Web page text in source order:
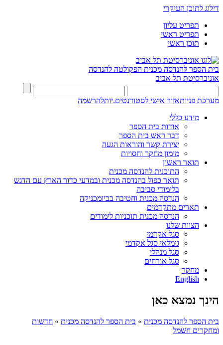
דילוג לתוכן העיקרי
תפריט עליון
תפריט ראשי
תוכן ראשי
בית הספר להנדסה מכנית הפקולטה להנדסה
אוניברסיטת תל אביב
מערכת פניותאזור אישי לסטודנטים.יותלהרשמה
מידע כללי
אודות בית הספר
דבר ראש בית הספר
יצירת קשר והוראות הגעה
מימון מחקר וחסויות
תואר ראשון
התוכנית להנדסה מכנית
תואר כפול בהנדסה מכנית ובמדעי כדור הארץ עם הדגש
בלימודי סביבה
הנדסה מכנית וחטיבה בביומכניקה
תארים מתקדמים
הנדסה מכנית תוכניות לימודים
הצוות שלנו
סגל אקדמי
גימלאי סגל אקדמי
סגל מנהלי
סגל אורחים
מחקר
English
הינך נמצא כאן
בית הספר להנדסה מכנית » בית הספר להנדסה מכנית » חדשות
ומחקרים חשמל